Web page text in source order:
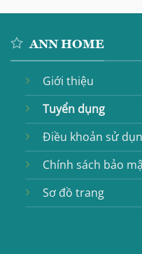
ANN HOME
Giới thiệu
Tuyển dụng
Điều khoản sử
Chính sách bảo
Sơ đồ trang